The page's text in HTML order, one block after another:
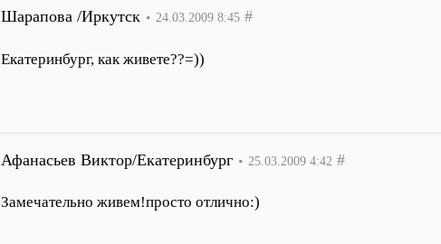
Шарапова /Иркутск 24.03.2009 8:45 #
Екатеринбург, как живете??=))
Афанасьев Виктор/Екатеринбург 25.03.2009 4:42 #
Замечательно живем!просто отлично:)